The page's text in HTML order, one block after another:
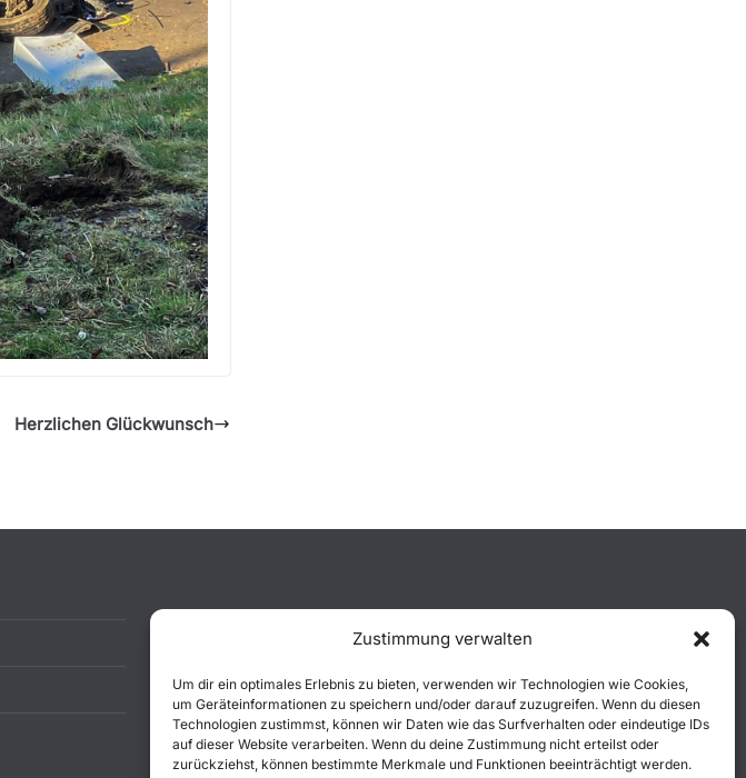
Zustimmung verwalten
Um dir ein optimales Erlebnis zu bieten, verwenden wir Technologien wie Cookies,
um Geräteinformationen zu speichern und/oder darauf zuzugreifen. Wenn du diesen
Technologien zustimmst, können wir Daten wie das Surfverhalten oder eindeutige IDs
auf dieser Website verarbeiten. Wenn du deine Zustimmung nicht erteilst oder
zurückziehst, können bestimmte Merkmale und Funktionen beeinträchtigt werden.
Herzlichen Glückwunsch